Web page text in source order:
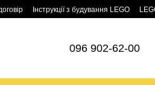
Інструкції з будування LEGO
096 902-62-00